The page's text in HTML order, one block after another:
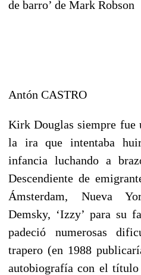
de barro’ de Mark Robson
Antón CASTRO
Kirk Douglas siempre
la ira que intentaba
infancia luchando a
Descendiente de
Ámsterdam, Nueva
Demsky, ‘Izzy’ para su
padeció numerosas
trapero (en 1988
autobiografía con el